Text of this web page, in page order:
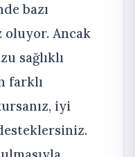
bazı
oluyor. Ancak
sağlıklı
farklı
iyi